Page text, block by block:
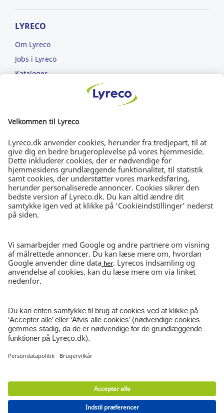
LYRECO
Om Lyreco
Jobs i Lyreco
Kataloger
Læs om ansvarlighed
ET NEMMERE ARBEJDSLIV
FRI FRAGT
Bestil for min. 699 kr.
DAG-TIL-DAG-LEVERING
Bestil inden kl. 15.30
30 DAGES RETURRET
I ubrudt emballage
NYHEDSBREV
Tilmeld nyhedsbrev
© Lyreco 2026 | CVR-nr 62545313
Persondatapolitik
emballageafgift
Map